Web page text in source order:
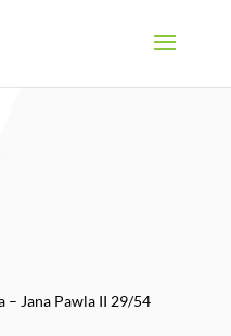
– Jana Pawla II 29/54